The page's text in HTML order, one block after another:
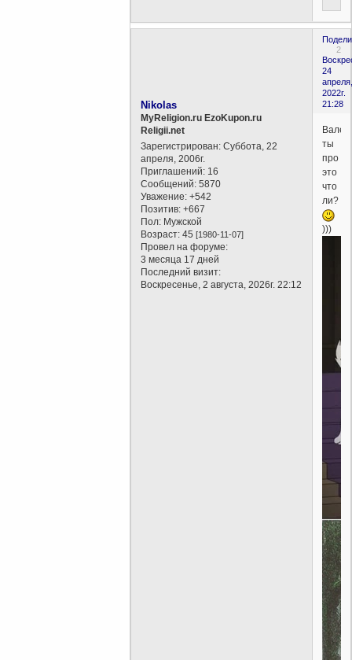
2
24
апреля,
2022г.
21:28
Nikolas
MyReligion.ru EzoKupon.ru
Religii.net
Зарегистрирован: Суббота, 22
апреля, 2006г.
Приглашений: 16
Сообщений: 5870
Уважение: +542
Позитив: +667
Пол: Мужской
Возраст: 45[1980-11-07]
Провел на форуме:
3 месяца 17 дней
Последний визит:
Воскресенье, 2 августа, 2026г. 22:12
ты
про
это
что
ли?
)))